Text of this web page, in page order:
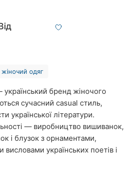
жіночий одяг
бренд жіночого
сучасний casual стиль,
української літератури.
— виробництво вишиванок,
і блузок з орнаментами,
українських поетів і